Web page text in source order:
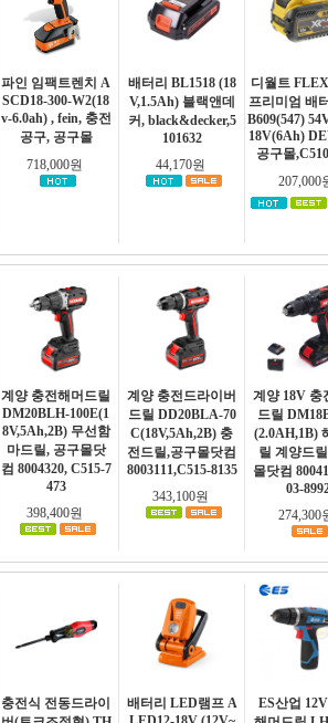
파인 임팩트렌치 A
SCD18-300-W2(18
v-6.0ah) , fein, 충전
공구, 공구몰
718,000원
배터리 BL1518 (18
V,1.5Ah) 블랙앤데
커, black&decker,5
101632
44,170원
디월트
프리미엄 배
B609(547)
18V(6Ah)
공구몰
207,000
계양 충전해머드릴
DM20BLH-100E(1
8V,5Ah,2B) 무선함
마드릴, 공구몰닷
컴 8004320, C515-7
473
398,400원
계양 충전드라이버
드릴 DD20BLA-70
C(18V,5Ah,2B) 충
전드릴,공구몰닷컴
8003111,C515-8135
343,100원
계양 18V 충
드릴
(2.0AH,1B)
릴 계양드
몰닷컴
03-
274,300
충전식 전동드라이
배터리 LED램프 A
ES산업